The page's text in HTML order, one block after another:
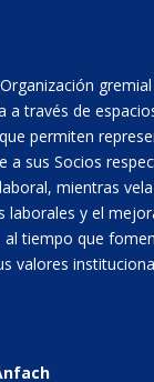
a través de
permiten
a sus Socios
mientras
laborales y el
al tiempo que
valores